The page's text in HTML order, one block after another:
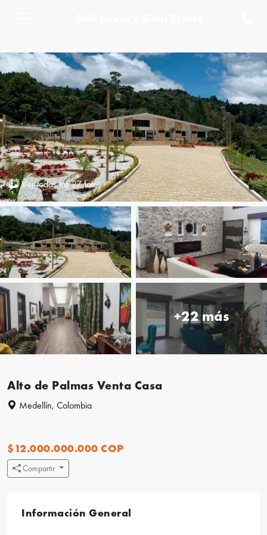
Ver todas las 27 fotos
+22 más
Alto de Palmas Venta Casa
Medellín, Colombia
$12.000.000.000 COP
Compartir
Información General